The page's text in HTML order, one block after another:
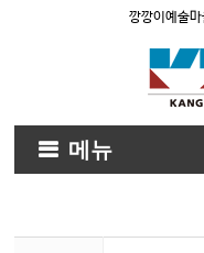
깡깡이예술마
메뉴